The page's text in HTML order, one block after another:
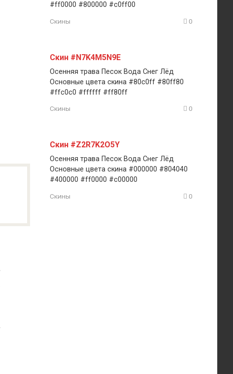
#ff0000 #800000 #c0ff00
Скины 0
Скин #N7K4M5N9E
Осенняя трава Песок Вода Снег Лёд
Основные цвета скина #80c0ff #80ff80
#ffc0c0 #ffffff #ff80ff
Скины 0
Скин #Z2R7K2O5Y
Осенняя трава Песок Вода Снег Лёд
Основные цвета скина #000000 #804040
#400000 #ff0000 #c00000
Скины 0